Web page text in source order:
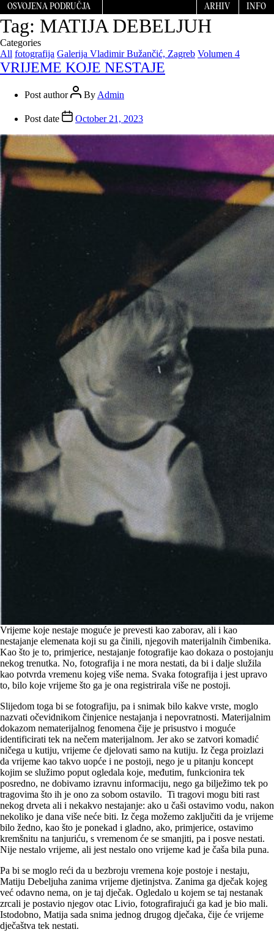
OSVOJENA PODRUČJA ARHIV INFO
Tag: MATIJA DEBELJUH
Categories
All fotografija Galerija Vladimir Bužančić, Zagreb Volumen 4
VRIJEME KOJE NESTAJE
Post author By Admin
Post date October 21, 2023
Vrijeme koje nestaje moguće je prevesti kao zaborav, ali i kao
nestajanje elemenata koji su ga činili, njegovih materijalnih čimbenika.
Kao što je to, primjerice, nestajanje fotografije kao dokaza o postojanju
nekog trenutka. No, fotografija i ne mora nestati, da bi i dalje služila
kao potvrda vremenu kojeg više nema. Svaka fotografija i jest upravo
to, bilo koje vrijeme što ga je ona registrirala više ne postoji.
Slijedom toga bi se fotografiju, pa i snimak bilo kakve vrste, moglo
nazvati očevidnikom činjenice nestajanja i nepovratnosti. Materijalnim
dokazom nematerijalnog fenomena čije je prisustvo i moguće
identificirati tek na nečem materijalnom. Jer ako se zatvori komadić
ničega u kutiju, vrijeme će djelovati samo na kutiju. Iz čega proizlazi
da vrijeme kao takvo uopće i ne postoji, nego je u pitanju koncept
kojim se služimo poput ogledala koje, međutim, funkcionira tek
posredno, ne dobivamo izravnu informaciju, nego ga bilježimo tek po
tragovima što ih je ono za sobom ostavilo. Ti tragovi mogu biti rast
nekog drveta ali i nekakvo nestajanje: ako u čaši ostavimo vodu, nakon
nekoliko je dana više neće biti. Iz čega možemo zaključiti da je vrijeme
bilo žedno, kao što je ponekad i gladno, ako, primjerice, ostavimo
kremšnitu na tanjuriću, s vremenom će se smanjiti, pa i posve nestati.
Nije nestalo vrijeme, ali jest nestalo ono vrijeme kad je čaša bila puna.
Pa bi se moglo reći da u bezbroju vremena koje postoje i nestaju,
Matiju Debeljuha zanima vrijeme djetinjstva. Zanima ga dječak kojeg
već odavno nema, on je taj dječak. Ogledalo u kojem se taj nestanak
zrcali je postavio njegov otac Livio, fotografirajući ga kad je bio mali.
Istodobno, Matija sada snima jednog drugog dječaka, čije će vrijeme
dječaštva tek nestati.